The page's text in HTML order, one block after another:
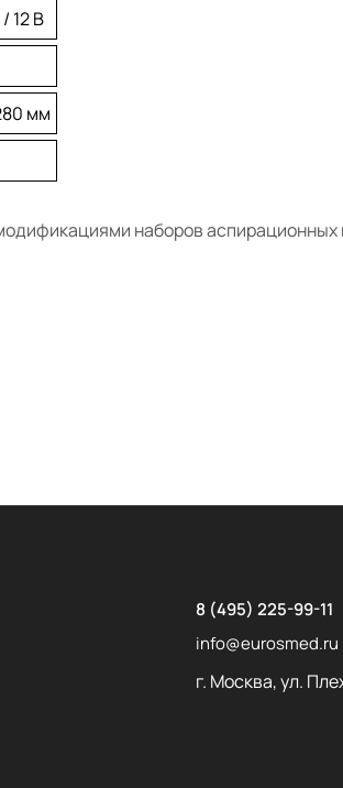
12 В
мм
наборов аспирационных
8 (495) 225-99-11
info@eurosmed.ru
г. Москва, ул.